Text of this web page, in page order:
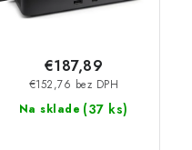
Na sklade (37 ks)
€152,76 bez DPH
€187,89